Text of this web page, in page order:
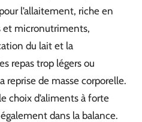
l’allaitement, riche en
et micronutriments,
du lait et la
repas trop légers ou
reprise de masse corporelle.
choix d’aliments à forte
dans la balance.